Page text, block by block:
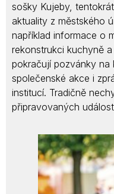
sošky Kujeby,
aktuality z městského
například informace o
rekonstrukci kuchyně
pokračují pozvánky na
společenské akce i
institucí. Tradičně
připravovaných